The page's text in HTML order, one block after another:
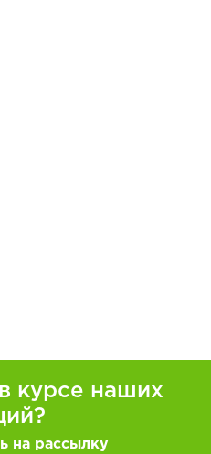
курсе наших
на рассылку